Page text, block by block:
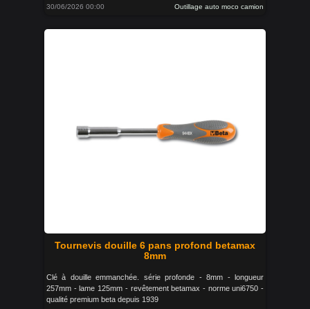
30/06/2026 00:00 Outillage auto moco camion
Tournevis douille 6 pans profond betamax
8mm
Clé à douille emmanchée. série profonde - 8mm - longueur
257mm - lame 125mm - revêtement betamax - norme uni6750 -
qualité premium beta depuis 1939